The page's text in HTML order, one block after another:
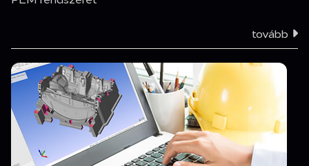
tovább